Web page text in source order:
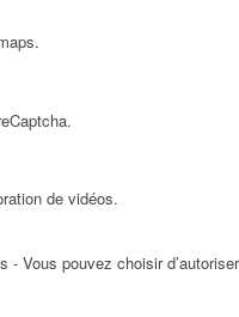
de vidéos.
Vous pouvez choisir d’autoriser